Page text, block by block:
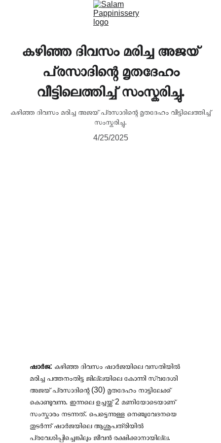
കഴിഞ്ഞ ദിവസം മരിച്ച അജയ്
പ്രസാദിന്റെ മൃതദേഹം
വീട്ടിലെത്തിച്ച് സംസ്കരിച്ചു.
കഴിഞ്ഞ ദിവസം മരിച്ച അജയ് പ്രസാദിന്റെ മൃതദേഹം വീട്ടിലെത്തിച്ച്
സംസ്കരിച്ചു.
4/25/2025
ഷാർജ: കഴിഞ്ഞ ദിവസം ഷാർജയിലെ വസതിയിൽ
മരിച്ച പത്തനംതിട്ട ജില്ലയിലെ കോന്നി സ്വദേശി
അജയ് പ്രസാദിന്റെ (30) മൃതദേഹം നാട്ടിലേക്ക്
കൊണ്ടുവന്നു. ഇന്നലെ ഉച്ചയ്ക്ക് 2 മണിയോടെയാണ്
സംസ്കാരം നടന്നത്. പെട്ടെന്നുള്ള നെഞ്ചുവേദനയെ
തുടർന്ന് ഷാർജയിലെ ആശുപത്രിയിൽ
പ്രവേശിപ്പിച്ചെങ്കിലും ജീവൻ രക്ഷിക്കാനായില്ല.